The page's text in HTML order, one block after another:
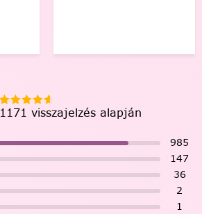
1171 visszajelzés alapján
985
147
36
2
1